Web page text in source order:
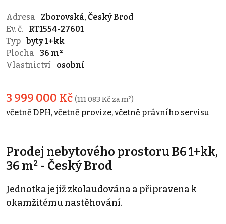
Adresa
Zborovská, Český Brod
Ev. č.
RT1554-27601
Typ byty 1+kk
Plocha
36 m²
Vlastnictví
osobní
3 999 000 Kč (111 083 Kč za m²)
včetně DPH, včetně provize, včetně právního servisu
Prodej nebytového prostoru B6 1+kk,
36 m² - Český Brod
Jednotka je již zkolaudována a připravena k
okamžitému nastěhování.